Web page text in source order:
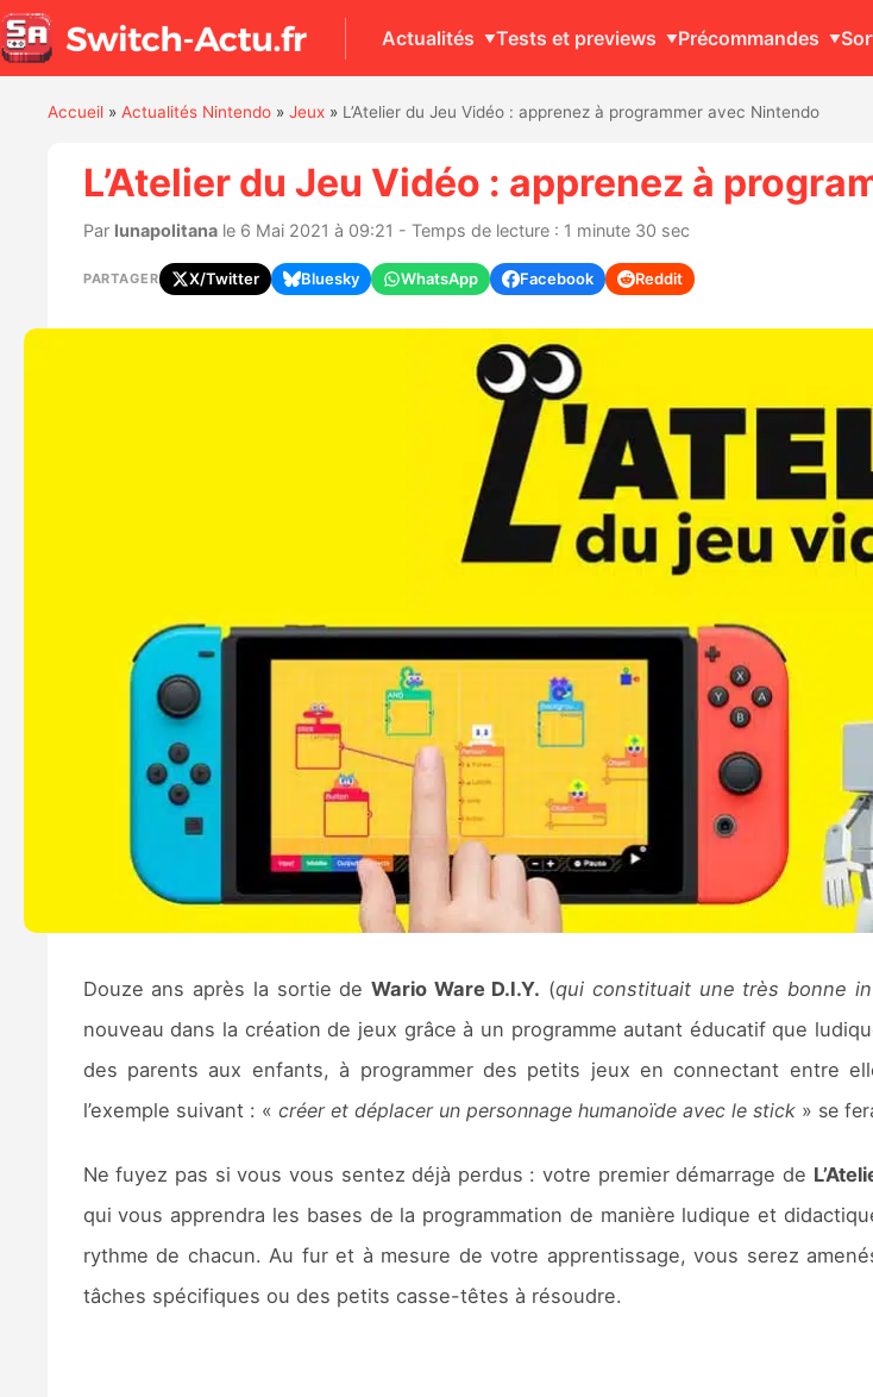
Actualités Tests et previews Précommandes
Accueil» Actualités Nintendo» Jeux» L’Atelier du Jeu Vidéo : apprenez à programmer avec Nintendo
L’Atelier du Jeu Vidéo : apprenez à
Par lunapolitanale 6 Mai 2021 à 09:21 - Temps de lecture : 1 minute 30 sec
PARTAGER X/Twitter Bluesky WhatsApp Facebook Reddit
Douze ans après la sortie deWario Ware D.I.Y. (qui constituait une très bonne
nouveau dans la création de jeux grâce à un programme autant éducatif que
des parents aux enfants, à programmer des petits jeux en connectant entre
l’exemple suivant : « créer et déplacer un personnage humanoïde avec le stick» se
Ne fuyez pas si vous vous sentez déjà perdus : votre premier démarrage de
qui vous apprendra les bases de la programmation de manière ludique et
rythme de chacun. Au fur et à mesure de votre apprentissage, vous serez
tâches spécifiques ou des petits casse-têtes à résoudre.